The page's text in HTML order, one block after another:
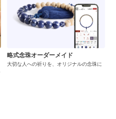
略式念珠オーダーメイド
大切な人への祈りを、オリジナルの念珠に